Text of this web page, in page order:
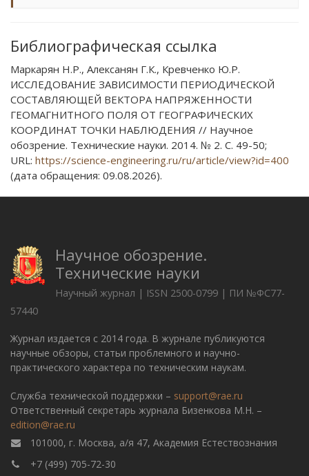
Библиографическая ссылка
Маркарян Н.Р., Алексанян Г.К., Кревченко Ю.Р.
ИССЛЕДОВАНИЕ ЗАВИСИМОСТИ ПЕРИОДИЧЕСКОЙ
СОСТАВЛЯЮЩЕЙ ВЕКТОРА НАПРЯЖЕННОСТИ
ГЕОМАГНИТНОГО ПОЛЯ ОТ ГЕОГРАФИЧЕСКИХ
КООРДИНАТ ТОЧКИ НАБЛЮДЕНИЯ // Научное
обозрение. Технические науки. 2014. № 2. С. 49-50;
URL: https://science-engineering.ru/ru/article/view?id=400
(дата обращения: 09.08.2026).
Научное обозрение.
Технические науки
Научный журнал | ISSN 2500-0799 | ПИ №ФС77-
57440
Журнал издается с 2014 года. В журнале публикуются
научные обзоры, статьи проблемного и научно-
практического характера по техническим наукам.
Служба технической поддержки – support@rae.ru
Ответственный секретарь журнала Бизенкова М.Н. –
edition@rae.ru
101000, г. Москва, а/я 47, Академия Естествознания
+7 (499) 705-72-30